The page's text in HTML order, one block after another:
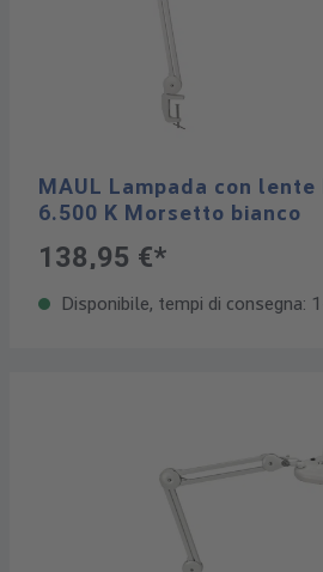
MAUL Lampada con lente
6.500 K Morsetto bianco
138,95 €*
Disponibile, tempi di consegna: